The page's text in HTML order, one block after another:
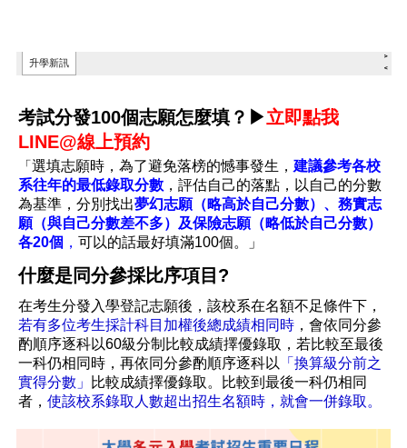
考試分發100個志願怎麼填？▶立即點我
LINE@線上預約
「選填志願時，為了避免落榜的憾事發生， 建議參考各校
系往年的最低錄取分數，評估自己的落點，以自己的分數
為基準，分別找出夢幻志願（略高於自己分數）、務實志
願（與自己分數差不多）及保險志願（略低於自己分數）
各20個 ， 可以的話最好填滿100個。」
什麼是同分參採比序項目?
在考生分發入學登記志願後，該校系在名額不足條件下，
若有多位考生採計科目加權後總成績相同時，會依同分參
酌順序逐科以60級分制比較成績擇優錄取，若比較至最後
一科仍相同時，再依同分參酌順序逐科以 「換算級分前之
實得分數」
比較成績擇優錄取。比較到最後一科仍相同
者， 使該校系錄取人數超出招生名額時，就會一併錄取。